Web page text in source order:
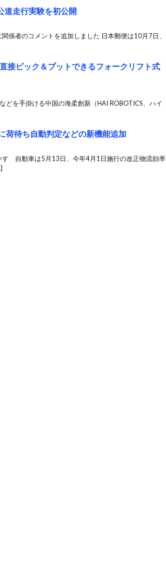
道走行実験を初公開
係者のコメントを追加しました 日本郵便は10月7日、
接ピック＆プットできるフォークリフト式
どを手掛ける中国の海柔創新（HAI ROBOTICS、ハイ
荷待ち自動判定などの新機能追加
ゞ自動車は5月13日、今年4月1日施行の改正物流効率